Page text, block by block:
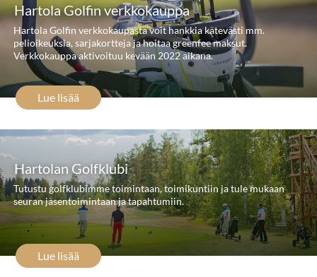
Hartola Golfin verkkokauppa
Hartola Golfin verkkokaupasta voit hankkia kätevästi mm.
pelioikeuksia, sarjakortteja ja hoitaa greenfee maksut.
Verkkokauppa aktivoituu kevään 2022 aikana.
Lue lisää
Hartolan Golfklubi
Tutustu golfklubimme toimintaan, toimikuntiin ja tule mukaan
seuran jäsentoimintaan ja tapahtumiin.
Lue lisää